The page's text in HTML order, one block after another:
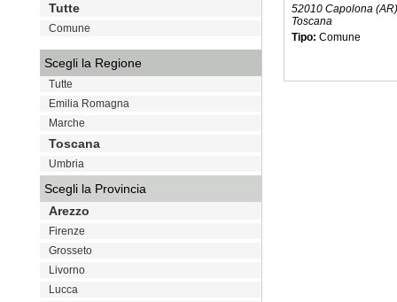
52010 Capolona (AR)
Toscana
Tipo: Comune
Tutte
Comune
Scegli la Regione
Tutte
Emilia Romagna
Marche
Toscana
Umbria
Scegli la Provincia
Arezzo
Firenze
Grosseto
Livorno
Lucca